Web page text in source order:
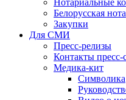
Нотариальные
Белорусская
Закупки
Для СМИ
Пресс-релизы
Контакты
Медика-кит
Символика